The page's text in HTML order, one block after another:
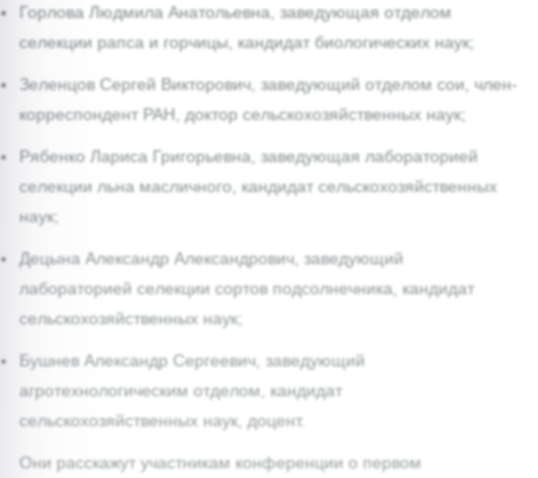
Горлова Людмила Анатольевна, заведующая отделом
селекции рапса и горчицы, кандидат биологических наук;
Зеленцов Сергей Викторович, заведующий отделом сои, член-
корреспондент РАН, доктор сельскохозяйственных наук;
Рябенко Лариса Григорьевна, заведующая лабораторией
селекции льна масличного, кандидат сельскохозяйственных
наук;
Децына Александр Александрович, заведующий
лабораторией селекции сортов подсолнечника, кандидат
сельскохозяйственных наук;
Бушнев Александр Сергеевич, заведующий
агротехнологическим отделом, кандидат
сельскохозяйственных наук, доцент.
Они расскажут участникам конференции о первом